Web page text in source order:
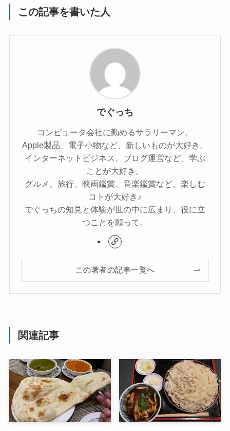
この記事を書いた人
でぐっち
コンピュータ会社に勤めるサラリーマン。
Apple製品、電子小物など、新しいものが大好き。
インターネットビジネス、ブログ運営など、学ぶ
ことが大好き。
グルメ、旅行、映画鑑賞、音楽鑑賞など、楽しむ
コトが大好き♪
でぐっちの知見と体験が世の中に広まり、役に立
つことを願って。
この著者の記事一覧へ
関連記事